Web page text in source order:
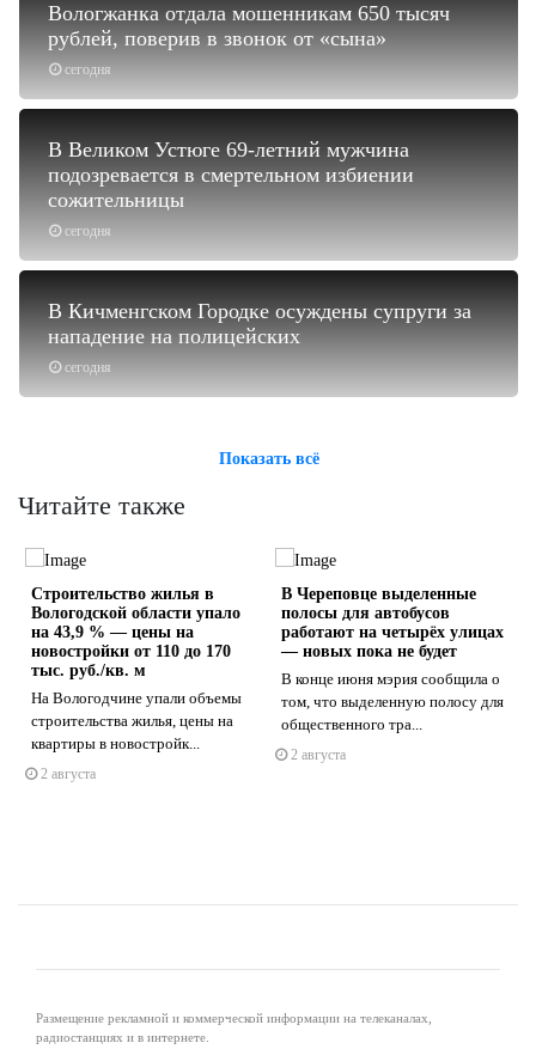
сегодня
Вологжанка отдала мошенникам 650 тысяч
рублей, поверив в звонок от «сына»
сегодня
В Великом Устюге 69-летний мужчина
подозревается в смертельном избиении
сожительницы
сегодня
В Кичменгском Городке осуждены супруги за
нападение на полицейских
Показать всё
Читайте также
Строительство жилья в
Вологодской области упало
на 43,9 % — цены на
новостройки от 110 до 170
тыс. руб./кв. м
На Вологодчине упали объемы
строительства жилья, цены на
квартиры в новостройк...
2 августа
В Череповце выделенные
полосы для автобусов
работают на четырёх улицах
— новых пока не будет
В конце июня мэрия сообщила о
том, что выделенную полосу для
общественного тра...
2 августа
Размещение рекламной и коммерческой информации на телеканалах,
радиостанциях и в интернете.